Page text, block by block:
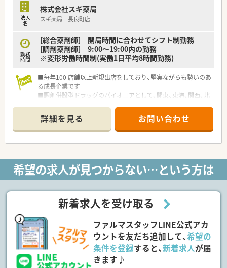
法人
名
株式会社スギ薬局
スギ薬局 長良町店
勤務
時間
[総合薬剤師] 開局時間に合わせてシフト制勤務
[調剤薬剤師] 9:00～19:00内の勤務
※変形労働時間制(実働1日平均8時間勤務)
■毎年100 店舗以上新規出店をしており、堅実ながらも勢いのあ
る成長企業です
■調剤併設型ドラッグのパイオニアとして、関東、東海、関西、北
■研修制度は様々なプランがあり、集合研修だけでなく任意で受
講可能な研修も幅広く用意されています
■店舗で活躍する従業員、社外で活躍する従業員、将来経営幹部
となる従業員など、薬剤師として様々な活躍ができるフィールド
■総合薬剤師・調剤薬剤師（土日休み・19時までの勤務）どちらか
の働き方を選択できます
■調剤併設型だけでなく「医療モール・クリニック併設店舗」「敷
■在宅医療にも積極的取り組んでおり「訪問調剤特化型店舗」を
■「プラチナくるみん認定企業」「健康経営優良法人2023（大規模
法人部門）認定」等を取得し一人ひとりが働きやすい環境が整備
されています
■充実した研修制度、人事制度、評価制度、キャリア支援制度等
があるのも特徴です
詳細を見る お問い合わせ
希望の求人が見つからない…という方は
新着求人を受け取る
ファルマスタッフLINE公式アカ
ウントを友だち追加して、希望の
条件を登録すると、新着求人が届
きます♪